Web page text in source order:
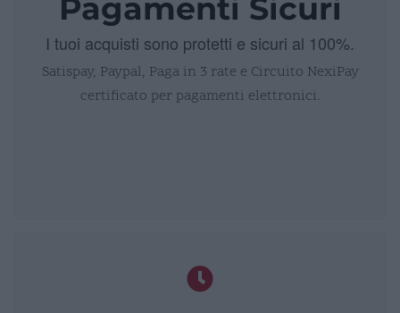
Pagamenti Sicuri
I tuoi acquisti sono protetti e sicuri al 100%.
Satispay, Paypal, Paga in 3 rate e Circuito NexiPay
certificato per pagamenti elettronici.